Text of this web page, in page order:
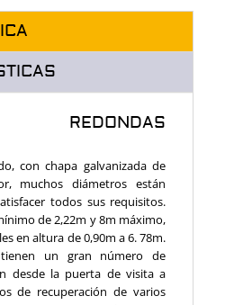
REDONDAS
con chapa galvanizada de
muchos diámetros están
todos sus requisitos.
de 2,22m y 8m máximo,
en altura de 0,90m a 6. 78m.
tienen un gran número de
desde la puerta de visita a
de recuperación de varios